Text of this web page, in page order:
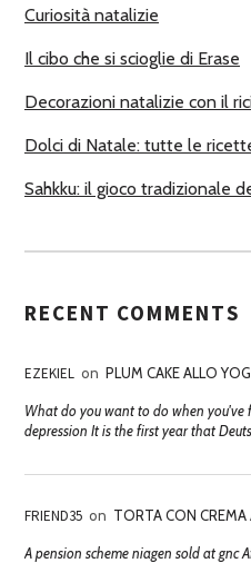
I
Curiosità natalizie
Il cibo che si scioglie di Erase
Decorazioni natalizie con il
Dolci di Natale: tutte le
Sahkku: il gioco tradizionale
RECENT COMMENTS
EZEKIEL on PLUM CAKE ALLO
What do you want to do when
depression It is the first year that
FRIEND35 on TORTA CON
A pension scheme niagen sold at gnc